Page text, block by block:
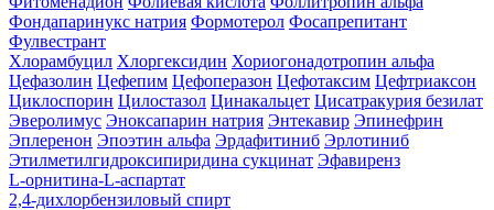
Фондапаринукс натрия Формотерол Фосапрепитант
Фулвестрант
Хлорамбуцил Хлоргексидин Хориогонадотропин альфа
Цефазолин Цефепим Цефоперазон Цефотаксим Цефтриаксон
Циклоспорин Цилостазол Цинакальцет Цисатракурия безилат
Эверолимус Эноксапарин натрия Энтекавир Эпинефрин
Эплеренон Эпоэтин альфа Эрдафитиниб Эрлотиниб
Этилметилгидроксипиридина сукцинат Эфавиренз
L-орнитина-L-аспартат
2,4-дихлорбензиловый спирт